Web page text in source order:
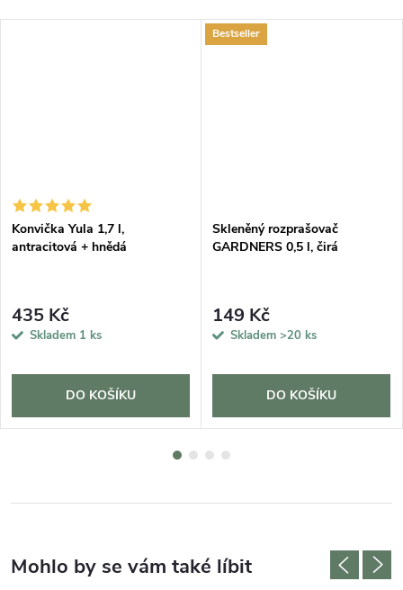
Konvička Yula 1,7 l,
antracitová + hnědá
435 Kč
Skladem 1 ks
DO KOŠÍKU
Bestseller
Skleněný rozprašovač
GARDNERS 0,5 l, čirá
149 Kč
Skladem >20 ks
DO KOŠÍKU